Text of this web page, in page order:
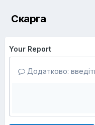
Скарга
Your Report
Додатково: